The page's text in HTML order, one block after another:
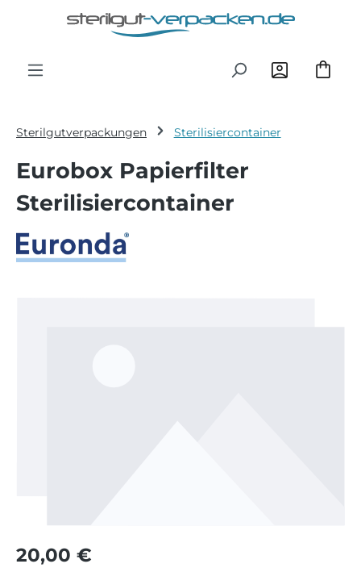
Zum Hauptinhalt springen
Sterilgutverpackungen Sterilisiercontainer
Eurobox Papierfilter
Sterilisiercontainer
Regulärer Preis:
20,00 €